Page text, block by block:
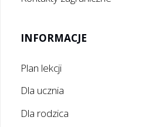
INFORMACJE
Plan lekcji
Dla ucznia
Dla rodzica